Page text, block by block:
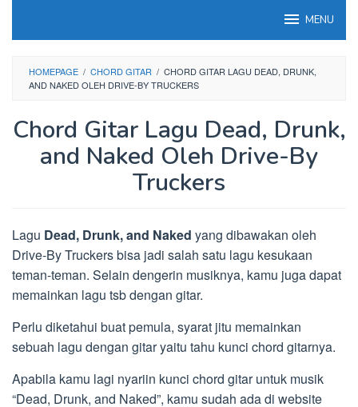
MENU
HOMEPAGE / CHORD GITAR / CHORD GITAR LAGU DEAD, DRUNK,
AND NAKED OLEH DRIVE-BY TRUCKERS
Chord Gitar Lagu Dead, Drunk,
and Naked Oleh Drive-By
Truckers
Lagu Dead, Drunk, and Naked yang dibawakan oleh
Drive-By Truckers bisa jadi salah satu lagu kesukaan
teman-teman. Selain dengerin musiknya, kamu juga dapat
memainkan lagu tsb dengan gitar.
Perlu diketahui buat pemula, syarat jitu memainkan
sebuah lagu dengan gitar yaitu tahu kunci chord gitarnya.
Apabila kamu lagi nyariin kunci chord gitar untuk musik
“Dead, Drunk, and Naked”, kamu sudah ada di website